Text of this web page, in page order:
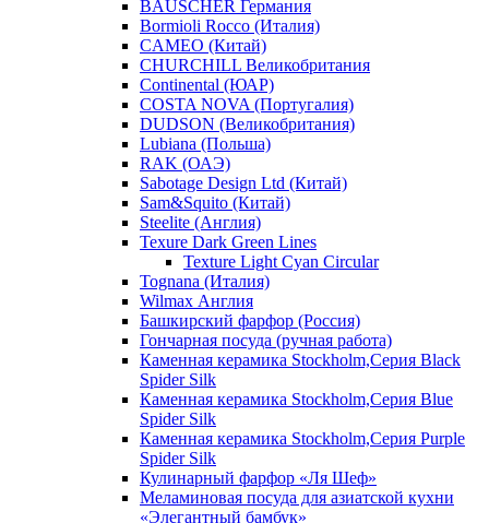
BAUSCHER Германия
Bormioli Rocco (Италия)
CAMEO (Китай)
CHURCHILL Великобритания
Continental (ЮАР)
COSTA NOVA (Португалия)
DUDSON (Великобритания)
Lubiana (Польша)
RAK (ОАЭ)
Sabotage Design Ltd (Китай)
Sam&Squito (Китай)
Steelite (Англия)
Texure Dark Green Lines
Texture Light Cyan Circular
Tognana (Италия)
Wilmax Англия
Башкирский фарфор (Россия)
Гончарная посуда (ручная работа)
Каменная керамика Stockholm,Серия Black
Spider Silk
Каменная керамика Stockholm,Серия Blue
Spider Silk
Каменная керамика Stockholm,Серия Purple
Spider Silk
Кулинарный фарфор «Ля Шеф»
Меламиновая посуда для азиатской кухни
«Элегантный бамбук»